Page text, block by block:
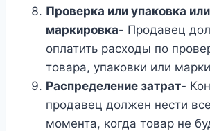
Проверка или упаковка или
маркировка- Продавец
оплатить расходы по
товара, упаковки или
Распределение затрат-
продавец должен нести
момента, когда товар не